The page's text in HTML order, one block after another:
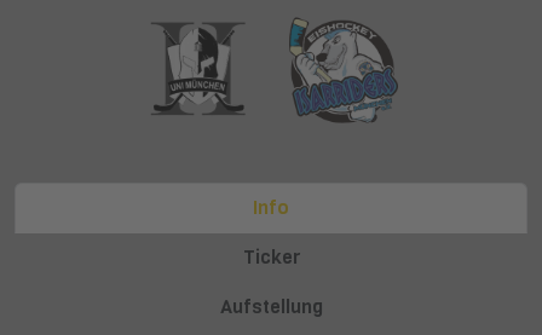
Info
Ticker
Aufstellung